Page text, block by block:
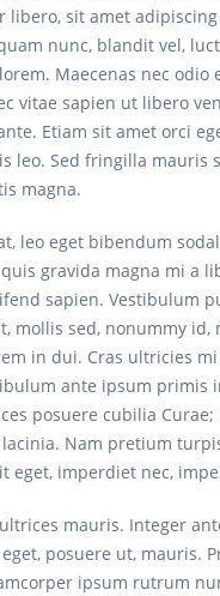
libero, sit amet
nunc, blandit vel,
Maecenas nec odio
vitae sapien ut libero
Etiam sit amet orci
leo. Sed fringilla mauris
magna.
leo eget bibendum
gravida magna mi a
sapien. Vestibulum
mollis sed, nonummy id,
in dui. Cras ultricies
ante ipsum primis
posuere cubilia
Nam pretium
eget, imperdiet nec,
mauris. Integer
posuere ut, mauris.
ipsum rutrum